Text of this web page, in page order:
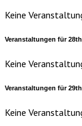
Keine
Veranstaltungen für28th
Keine
Veranstaltungen für29th
Keine